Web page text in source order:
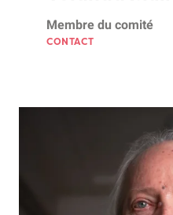
Membre du comité
CONTACT